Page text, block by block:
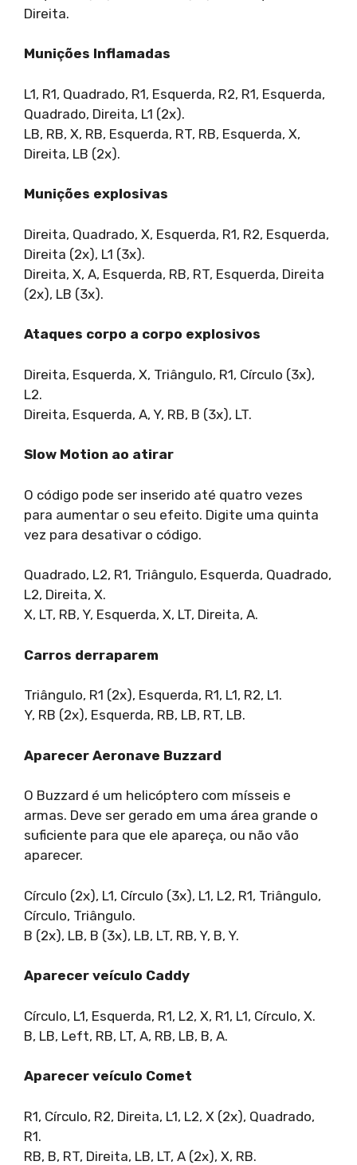
Direita.
Munições Inflamadas
L1, R1, Quadrado, R1, Esquerda, R2, R1, Esquerda,
Quadrado, Direita, L1 (2x).
LB, RB, X, RB, Esquerda, RT, RB, Esquerda, X,
Direita, LB (2x).
Munições explosivas
Direita, Quadrado, X, Esquerda, R1, R2, Esquerda,
Direita (2x), L1 (3x).
Direita, X, A, Esquerda, RB, RT, Esquerda, Direita
(2x), LB (3x).
Ataques corpo a corpo explosivos
Direita, Esquerda, X, Triângulo, R1, Círculo (3x),
L2.
Direita, Esquerda, A, Y, RB, B (3x), LT.
Slow Motion ao atirar
O código pode ser inserido até quatro vezes
para aumentar o seu efeito. Digite uma quinta
vez para desativar o código.
Quadrado, L2, R1, Triângulo, Esquerda, Quadrado,
L2, Direita, X.
X, LT, RB, Y, Esquerda, X, LT, Direita, A.
Carros derraparem
Triângulo, R1 (2x), Esquerda, R1, L1, R2, L1.
Y, RB (2x), Esquerda, RB, LB, RT, LB.
Aparecer Aeronave Buzzard
O Buzzard é um helicóptero com mísseis e
armas. Deve ser gerado em uma área grande o
suficiente para que ele apareça, ou não vão
aparecer.
Círculo (2x), L1, Círculo (3x), L1, L2, R1, Triângulo,
Círculo, Triângulo.
B (2x), LB, B (3x), LB, LT, RB, Y, B, Y.
Aparecer veículo Caddy
Círculo, L1, Esquerda, R1, L2, X, R1, L1, Círculo, X.
B, LB, Left, RB, LT, A, RB, LB, B, A.
Aparecer veículo Comet
R1, Círculo, R2, Direita, L1, L2, X (2x), Quadrado,
R1.
RB, B, RT, Direita, LB, LT, A (2x), X, RB.